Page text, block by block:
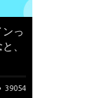
ンっ
、
39054